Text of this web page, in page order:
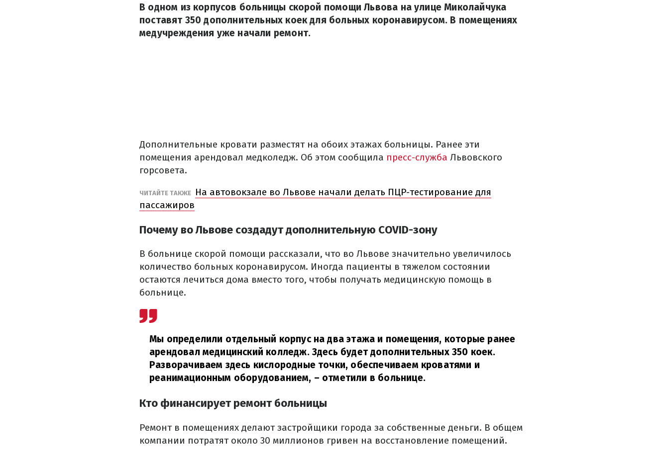
В одном из корпусов больницы скорой помощи Львова на улице Миколайчука
поставят 350 дополнительных коек для больных коронавирусом. В помещениях
медучреждения уже начали ремонт.
Дополнительные кровати разместят на обоих этажах больницы. Ранее эти
помещения арендовал медколедж. Об этом сообщила пресс-служба Львовского
горсовета.
ЧИТАЙТЕ ТАКЖЕ
На автовокзале во Львове начали делать ПЦР-тестирование для
пассажиров
Почему во Львове создадут дополнительную COVID-зону
В больнице скорой помощи рассказали, что во Львове значительно увеличилось
количество больных коронавирусом. Иногда пациенты в тяжелом состоянии
остаются лечиться дома вместо того, чтобы получать медицинскую помощь в
больнице.
Мы определили отдельный корпус на два этажа и помещения, которые ранее
арендовал медицинский колледж. Здесь будет дополнительных 350 коек.
Разворачиваем здесь кислородные точки, обеспечиваем кроватями и
реанимационным оборудованием, – отметили в больнице.
Кто финансирует ремонт больницы
Ремонт в помещениях делают застройщики города за собственные деньги. В общем
компании потратят около 30 миллионов гривен на восстановление помещений.